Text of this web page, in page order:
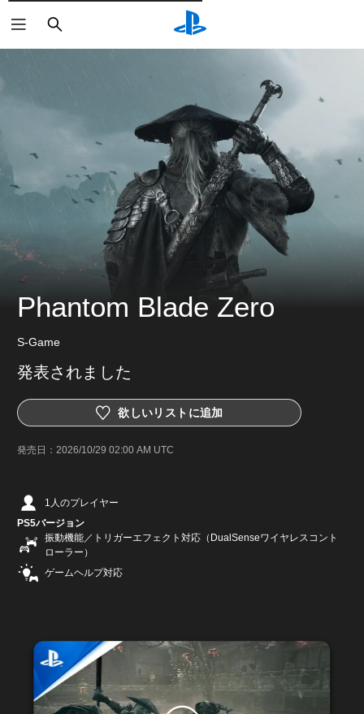
検
索
Phantom Blade Zero
S-Game
発表されました
欲しいリストに追加
発売日： 2026/10/29 02:00 AM UTC
1人のプレイヤー
PS5バージョン
振動機能／トリガーエフェクト対応（DualSenseワイヤレスコント
ローラー）
ゲームヘルプ対応